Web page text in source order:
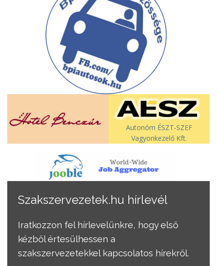
Autonóm ÉSZT-SZEF
Vagyonkezelő Kft.
Szakszervezetek.hu hírlevél
Iratkozzon fel hírlevelünkre, hogy első
kézből értesülhessen a
szakszervezetekkel kapcsolatos hírekről.